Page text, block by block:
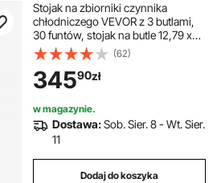
Stojak na zbiorniki czynnika
chłodniczego VEVOR z 3 butlami,
30 funtów, stojak na butle 12,79 x
12,99 x 33,07 cala, stojak na butle z
czynnikiem chłodniczym, stojaki na
butle gazowe i uchwyty na freon,
gazy, tlen, tlenki
(62)
34590zł
w magazynie.
Dostawa:Sob. Sier. 8 - Wt. Sier.
11
Dodaj do koszyka